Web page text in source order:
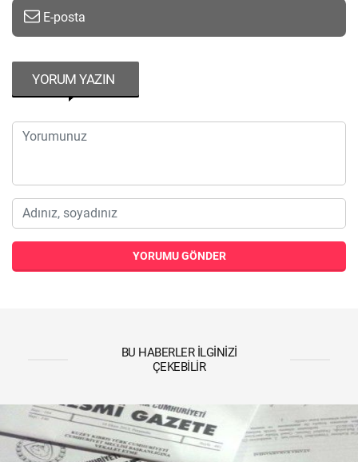
E-posta
YORUM YAZIN
YORUMU GÖNDER
BU HABERLER İLGINIZI
ÇEKEBILIR